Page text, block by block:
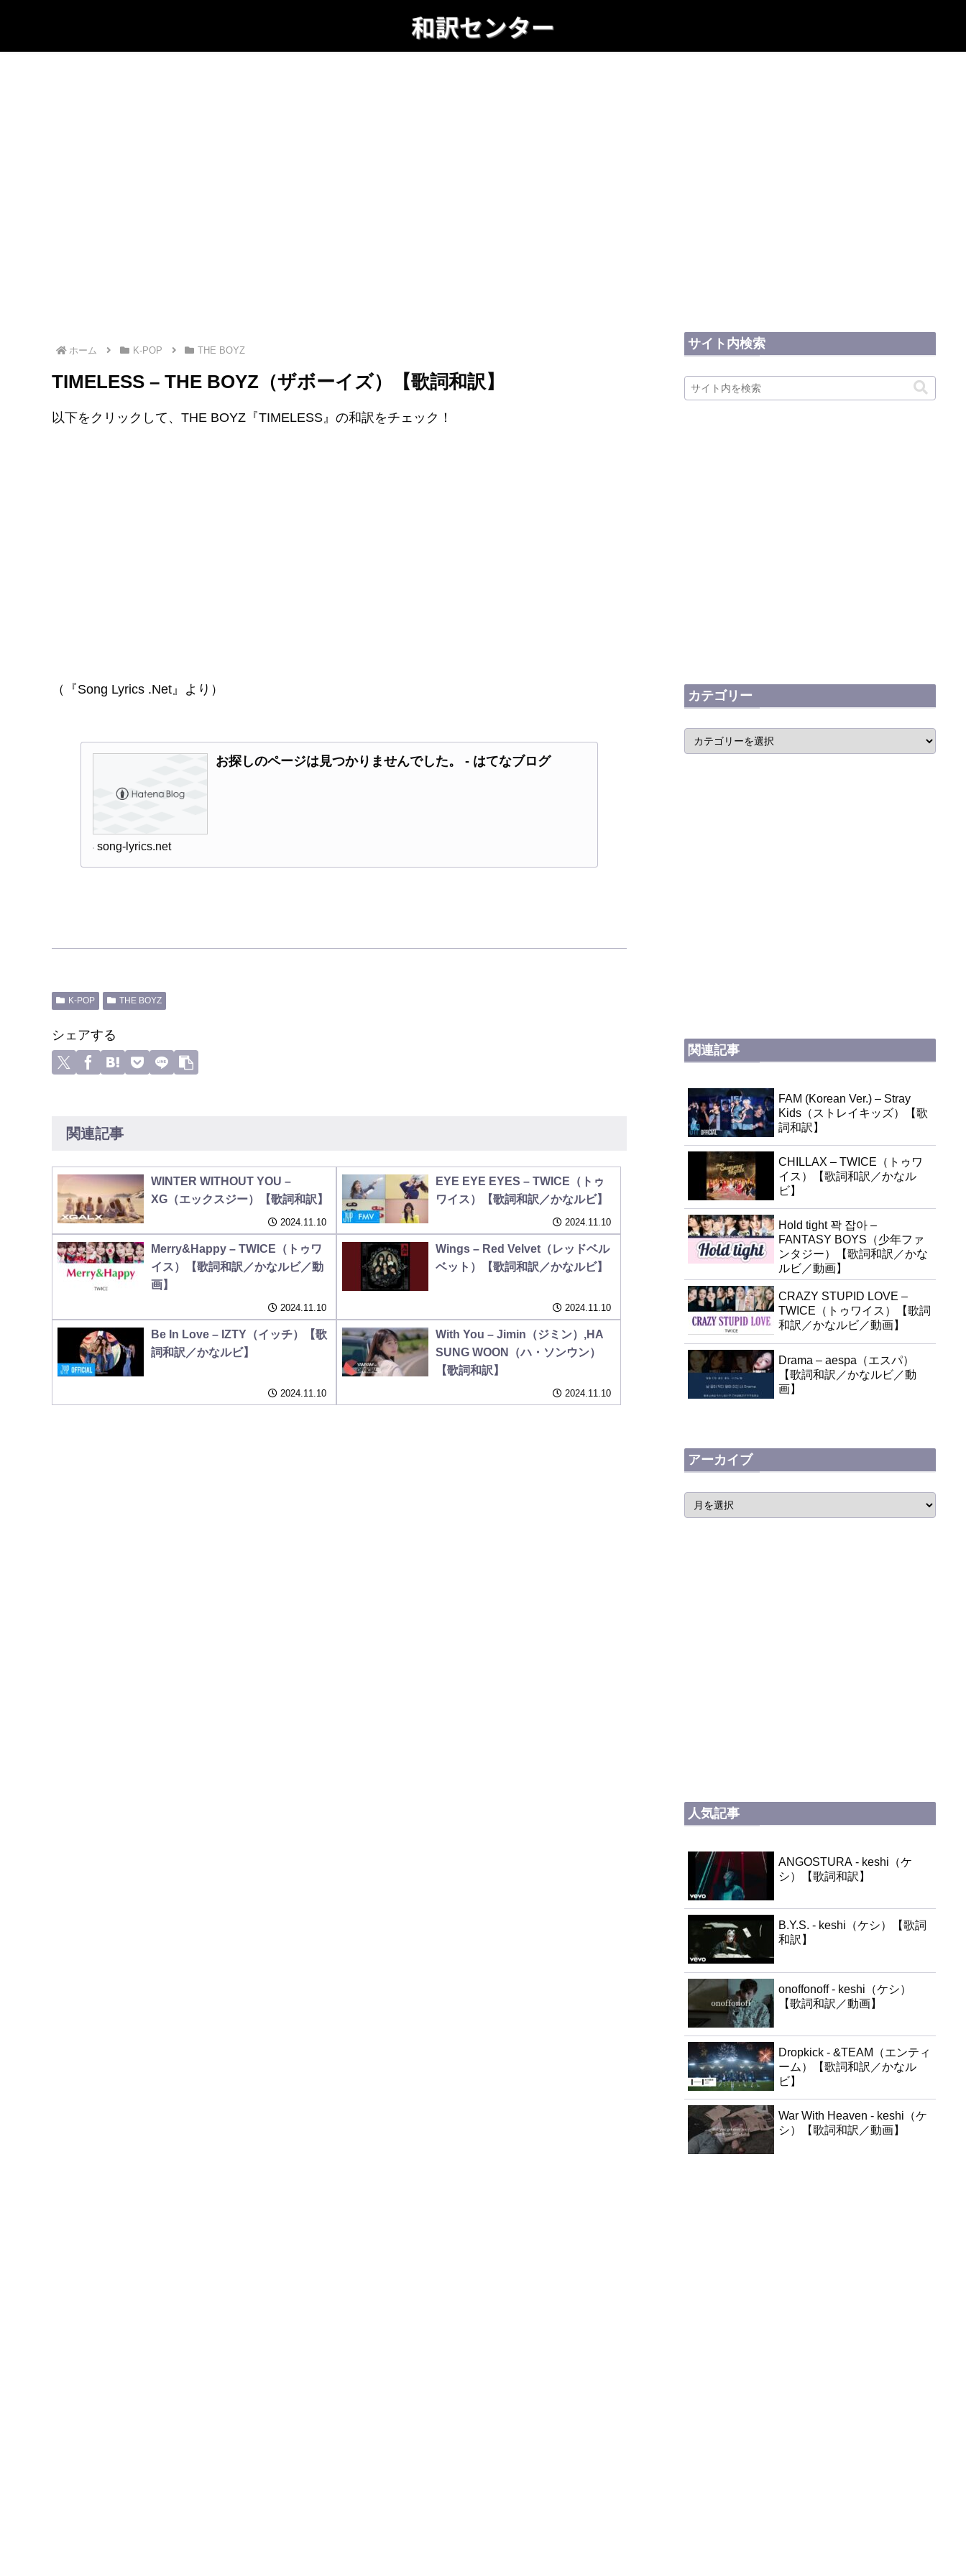
ホーム K-POP THE BOYZ
TIMELESS – THE BOYZ（ザボーイズ）【歌詞和訳】
以下をクリックして、THE BOYZ『TIMELESS』の和訳をチェック！
（『Song Lyrics .Net』より）
お探しのページは見つかりませんでした。 - はてなブログ
song-lyrics.net
K-POP THE BOYZ
シェアする
関連記事
WINTER WITHOUT YOU –
XG（エックスジー）【歌詞和訳】
2024.11.10
EYE EYE EYES – TWICE（トゥ
ワイス）【歌詞和訳／かなルビ】
2024.11.10
Merry&Happy – TWICE（トゥワ
イス）【歌詞和訳／かなルビ／動
画】
2024.11.10
Wings – Red Velvet（レッドベル
ベット）【歌詞和訳／かなルビ】
2024.11.10
Be In Love – IZTY（イッチ）【歌
詞和訳／かなルビ】
2024.11.10
With You – Jimin（ジミン）,HA
SUNG WOON（ハ・ソンウン）
【歌詞和訳】
2024.11.10
サイト内検索
カテゴリー
関連記事
FAM (Korean Ver.) – Stray
Kids（ストレイキッズ）【歌
詞和訳】
CHILLAX – TWICE（トゥワ
イス）【歌詞和訳／かなル
ビ】
Hold tight 꽉 잡아 –
FANTASY BOYS（少年ファ
ンタジー）【歌詞和訳／かな
ルビ／動画】
CRAZY STUPID LOVE –
TWICE（トゥワイス）【歌詞
和訳／かなルビ／動画】
Drama – aespa（エスパ）
【歌詞和訳／かなルビ／動
画】
アーカイブ
人気記事
ANGOSTURA - keshi（ケ
シ）【歌詞和訳】
B.Y.S. - keshi（ケシ）【歌詞
和訳】
onoffonoff - keshi（ケシ）
【歌詞和訳／動画】
Dropkick - &TEAM（エンティ
ーム）【歌詞和訳／かなル
ビ】
War With Heaven - keshi（ケ
シ）【歌詞和訳／動画】